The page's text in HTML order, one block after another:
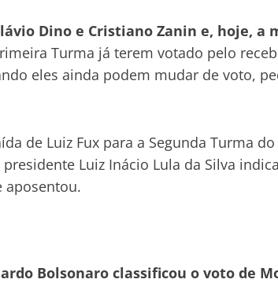
Dino e Cristiano Zanin e, hoje, a
Turma já terem votado pelo
eles ainda podem mudar de voto,
de Luiz Fux para a Segunda Turma do
Luiz Inácio Lula da Silva
aposentou.
Bolsonaro classificou o voto de